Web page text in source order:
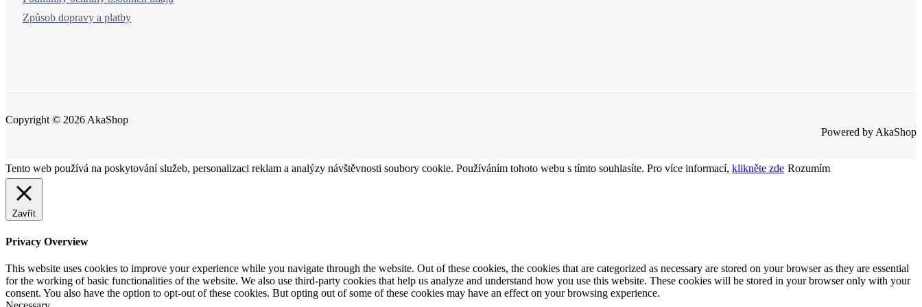
Způsob dopravy a platby
Copyright © 2026 AkaShop
Powered by AkaShop
Tento web používá na poskytování služeb, personalizaci reklam a analýzy návštěvnosti soubory cookie. Používáním tohoto webu s tímto souhlasíte. Pro více informací, klikněte zde Rozumím
Zavřít
Privacy Overview
This website uses cookies to improve your experience while you navigate through the website. Out of these cookies, the cookies that are categorized as necessary are stored on your browser as they are essential
for the working of basic functionalities of the website. We also use third-party cookies that help us analyze and understand how you use this website. These cookies will be stored in your browser only with your
consent. You also have the option to opt-out of these cookies. But opting out of some of these cookies may have an effect on your browsing experience.